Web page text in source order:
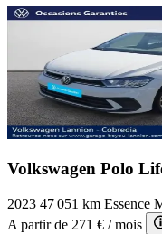
Volkswagen Polo
2023 47 051 km Essence
A partir de 271 € / mois